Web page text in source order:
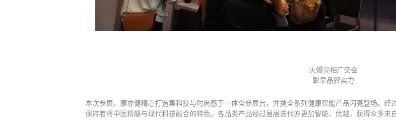
火爆亮相广交会
彰显品牌实力
本次参展，康亦健精心打造集科技与时尚感于一体全新展台，并携全系列健康智能产品闪亮登场。经
保持着将中医精髓与现代科技融合的特色，各品类产品经过层层迭代亦更加智能、优越，获得众多来